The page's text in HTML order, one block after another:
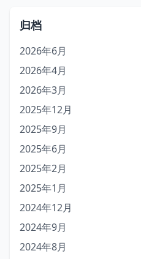
归档
2026年6月
2026年4月
2026年3月
2025年12月
2025年9月
2025年6月
2025年2月
2025年1月
2024年12月
2024年9月
2024年8月